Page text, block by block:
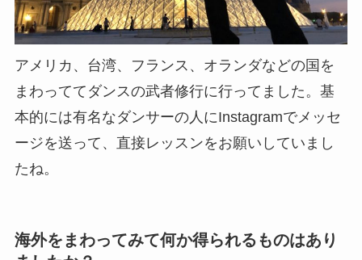
アメリカ、台湾、フランス、オランダなどの国を
まわっててダンスの武者修行に行ってました。基
本的には有名なダンサーの人にInstagramでメッセ
ージを送って、直接レッスンをお願いしていまし
たね。
海外をまわってみて何か得られるものはあり